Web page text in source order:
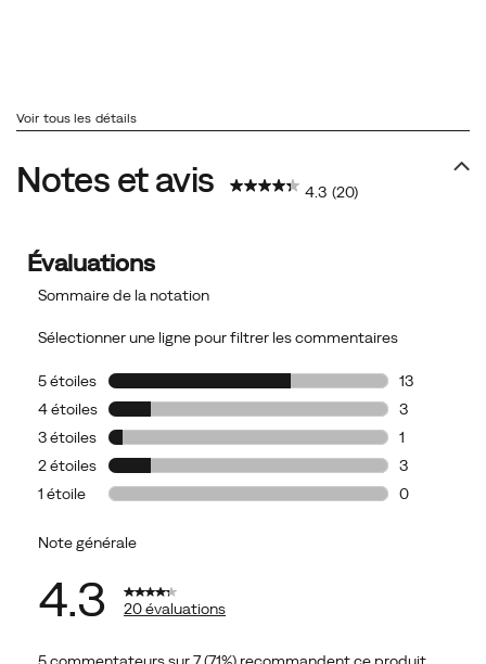
Voir tous les détails
Notes et avis 4.3 (20)